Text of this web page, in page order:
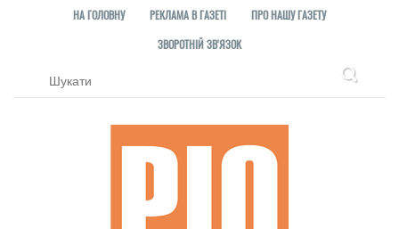
НА ГОЛОВНУ РЕКЛАМА В ГАЗЕТІ
ПРО НАШУ ГАЗЕТУ
ЗВОРОТНІЙ ЗВ'ЯЗОК